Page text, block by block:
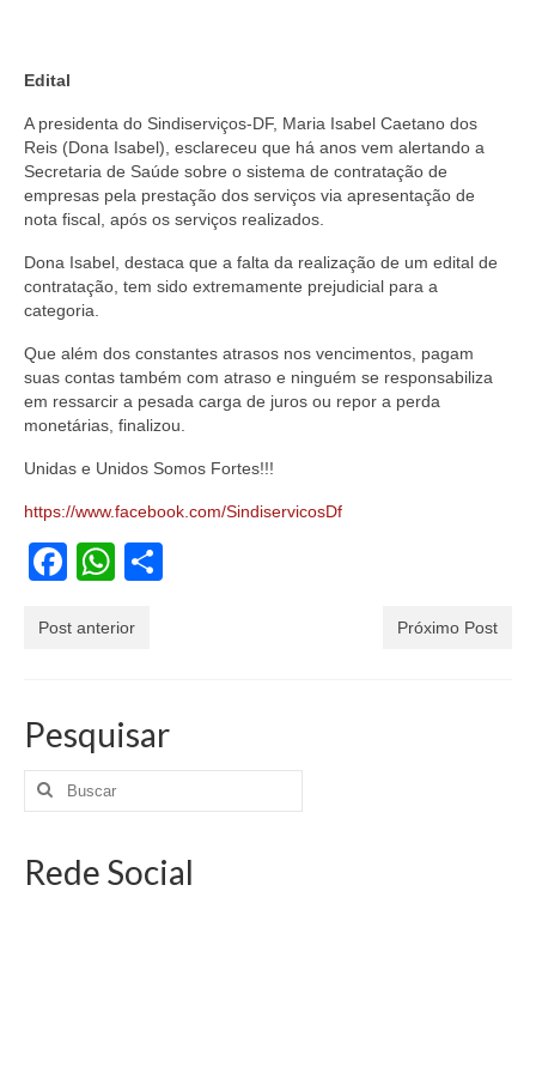
Edital
A presidenta do Sindiserviços-DF, Maria Isabel Caetano dos
Reis (Dona Isabel), esclareceu que há anos vem alertando a
Secretaria de Saúde sobre o sistema de contratação de
empresas pela prestação dos serviços via apresentação de
nota fiscal, após os serviços realizados.
Dona Isabel, destaca que a falta da realização de um edital de
contratação, tem sido extremamente prejudicial para a
categoria.
Que além dos constantes atrasos nos vencimentos, pagam
suas contas também com atraso e ninguém se responsabiliza
em ressarcir a pesada carga de juros ou repor a perda
monetárias, finalizou.
Unidas e Unidos Somos Fortes!!!
https://www.facebook.com/SindiservicosDf
Facebook
WhatsApp
Post anterior Próximo Post
Pesquisar
Rede Social